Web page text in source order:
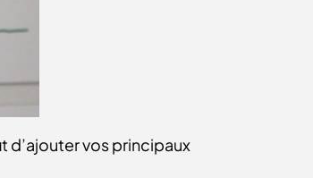
vos principaux